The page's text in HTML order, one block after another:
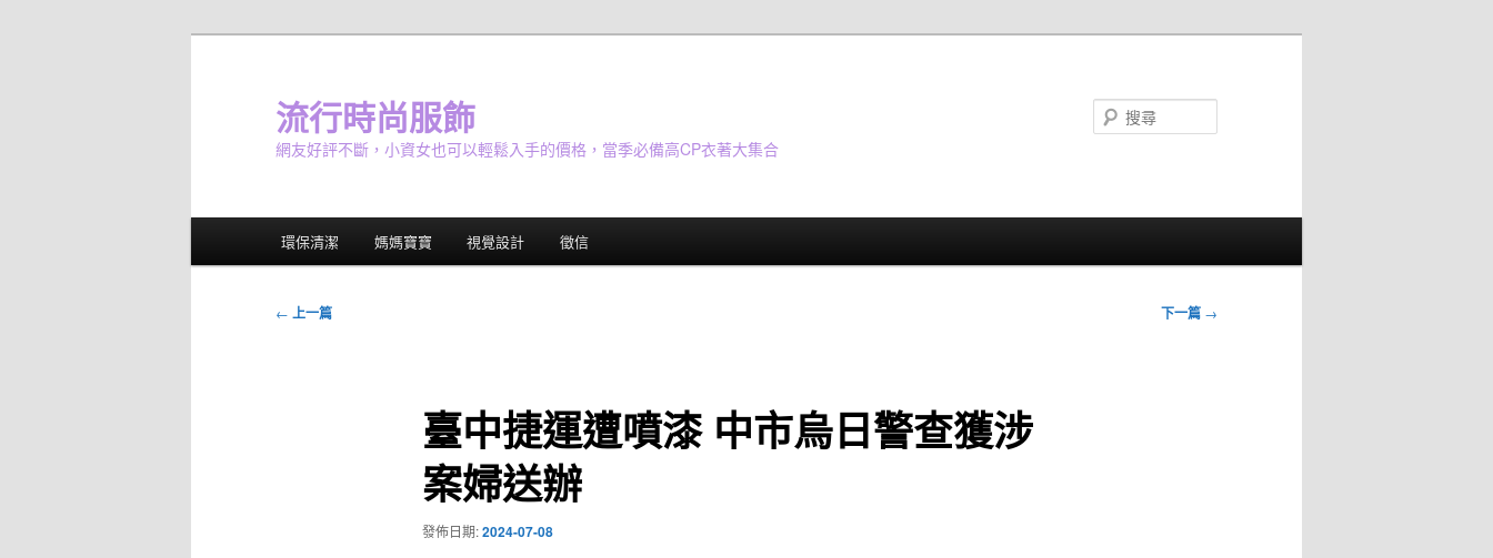
流行時尚服飾
網友好評不斷，小資女也可以輕鬆入手的價格，當季必備高CP衣著大集合
環保清潔 媽媽寶寶 視覺設計 徵信
文
← 上一篇 下一篇 →
臺中捷運遭噴漆 中市烏日警查獲涉
案婦送辦
發佈日期:2024-07-08